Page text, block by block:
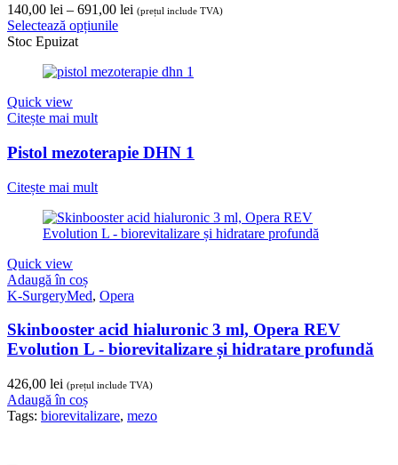
140,00 lei – 691,00 lei Interval
până
(prețul include TVA)
Selectează opțiunile
Stoc Epuizat
Quick view
Citește mai mult
Pistol mezoterapie DHN 1
Citește mai mult
Quick view
Adaugă în coș
K-SurgeryMed, Opera
Skinbooster acid hialuronic 3 ml, Opera REV
Evolution L - biorevitalizare și hidratare profundă
426,00 lei (prețul include TVA)
Adaugă în coș
Tags: biorevitalizare, mezo